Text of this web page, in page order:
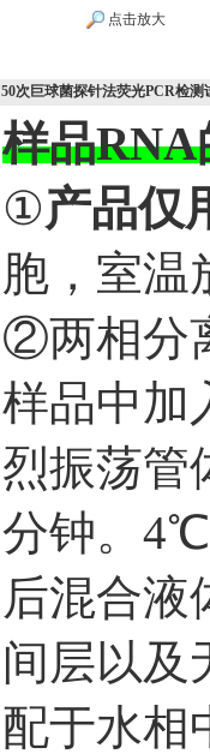
点击放大
50次巨球菌探针法荧光PCR检测
样品RNA
①产品仅
胞，室温
②两相分
样品中加
烈振荡管
分钟。4℃
后混合液
间层以及
配于水相